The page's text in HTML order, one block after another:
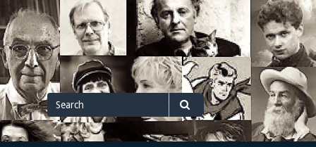
Skip
to
content
Search
for
Search